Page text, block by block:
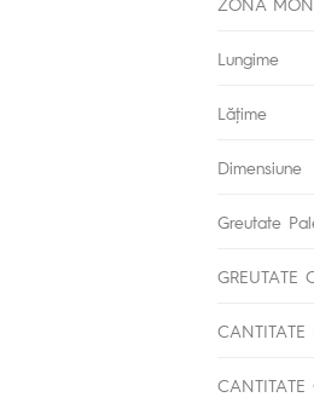
Lungime
Lăţime
Dimensiune
Greutate
GREUTATE
CANTITATE
CANTITATE